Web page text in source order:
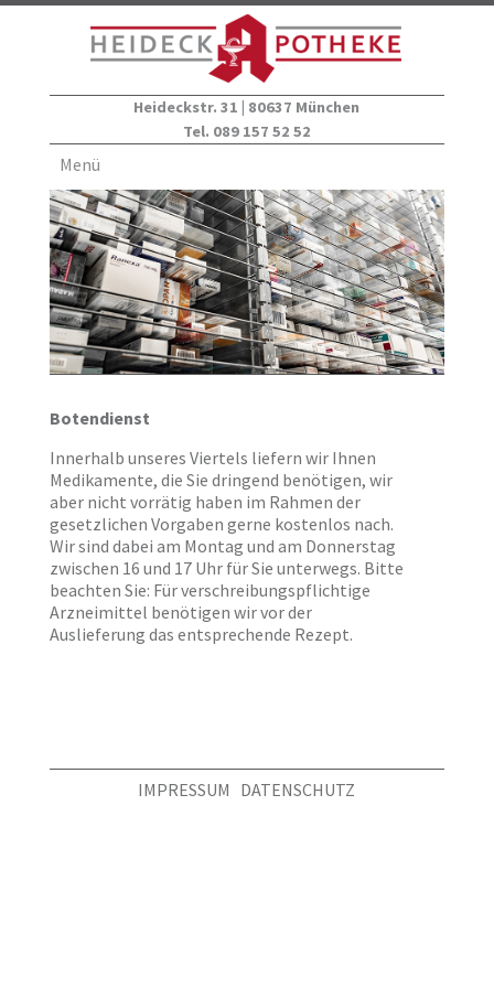
Heideckstr. 31 | 80637 München
Tel. 089 157 52 52
Menü
Botendienst
Innerhalb unseres Viertels liefern wir Ihnen
Medikamente, die Sie dringend benötigen, wir
aber nicht vorrätig haben im Rahmen der
gesetzlichen Vorgaben gerne kostenlos nach.
Wir sind dabei am Montag und am Donnerstag
zwischen 16 und 17 Uhr für Sie unterwegs. Bitte
beachten Sie: Für verschreibungspflichtige
Arzneimittel benötigen wir vor der
Auslieferung das entsprechende Rezept.
IMPRESSUM DATENSCHUTZ